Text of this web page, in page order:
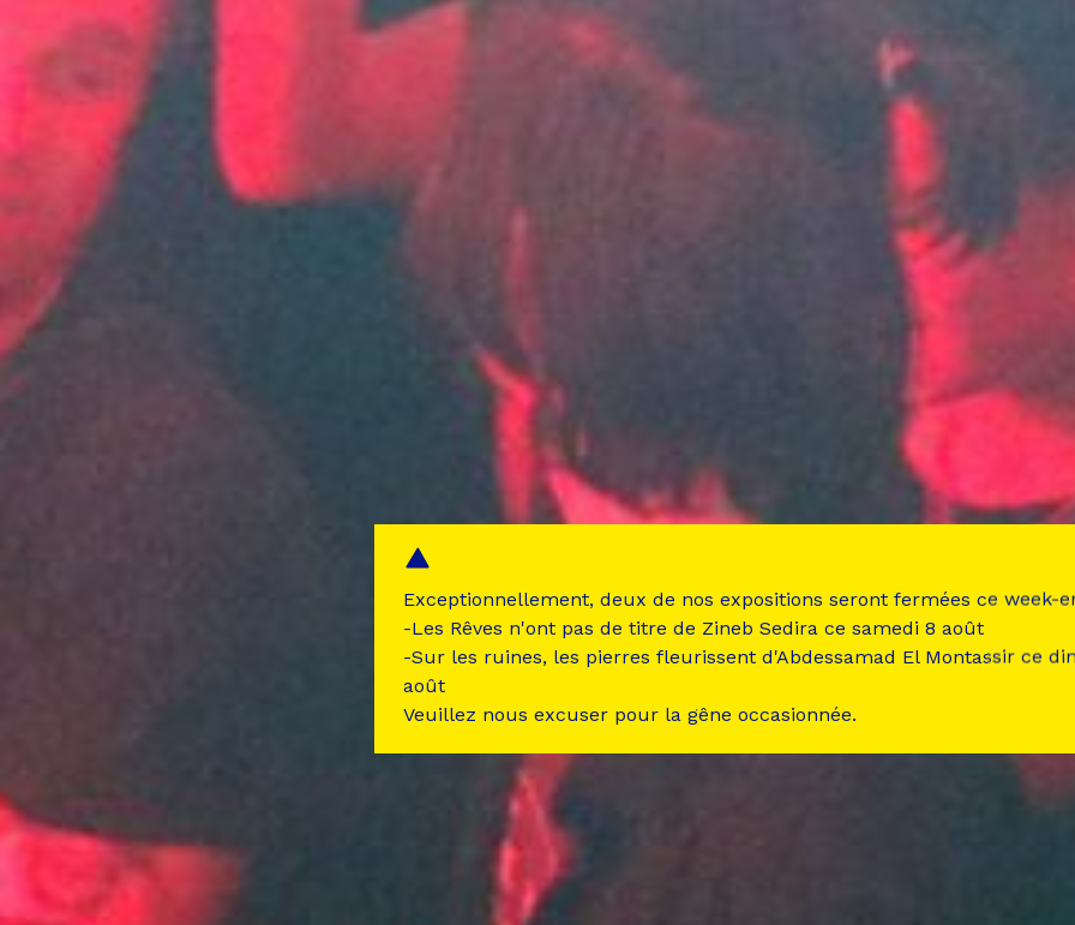
Exceptionnellement, deux de nos expositions seront fermées ce week-
-Les Rêves n'ont pas de titre de Zineb Sedira ce samedi 8 août
-Sur les ruines, les pierres fleurissent d'Abdessamad El Montassir ce
août
Veuillez nous excuser pour la gêne occasionnée.